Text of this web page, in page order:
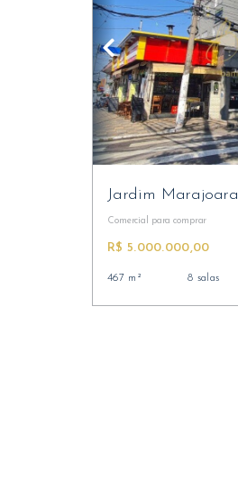
Jardim Marajoara
Comercial para comprar
R$ 5.000.000,00
467 m² 8 salas